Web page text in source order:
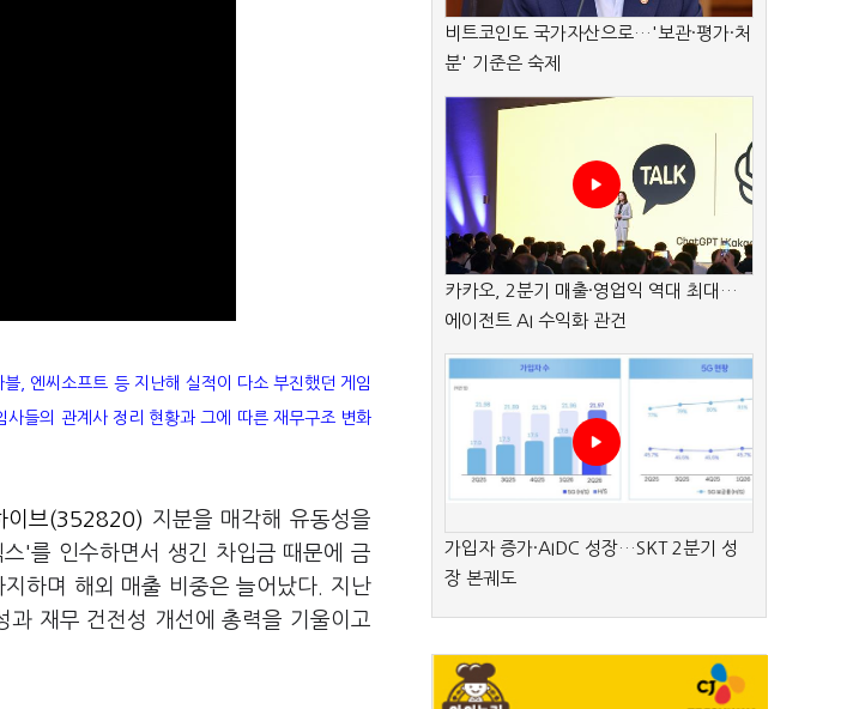
, 엔씨소프트 등 지난해 실적이 다소 부진했던 게임
들의 관계사 정리 현황과 그에 따른 재무구조 변화
이브(352820) 지분을 매각해 유동성을
'를 인수하면서 생긴 차입금 때문에 금
하며 해외 매출 비중은 늘어났다. 지난
재무 건전성 개선에 총력을 기울이고
비트코인도 국가자산으로…'보관·평가·처
분' 기준은 숙제
카카오, 2분기 매출·영업익 역대 최대…
에이전트 AI 수익화 관건
가입자 증가·AIDC 성장…SKT 2분기 성
장 본궤도